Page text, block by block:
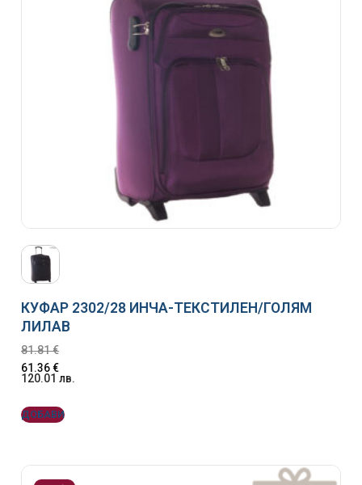
КУФАР 2302/28 ИНЧА-ТЕКСТИЛЕН/ГОЛЯМ
ЛИЛАВ
81.81€
61.36€
120.01 лв.
ДОБАВИ